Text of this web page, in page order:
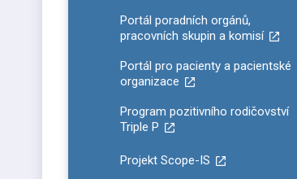
Portál poradních orgánů,
pracovních skupin a komisí
Portál pro pacienty a pacientské
organizace
Program pozitivního rodičovství
Triple P
Projekt Scope-IS